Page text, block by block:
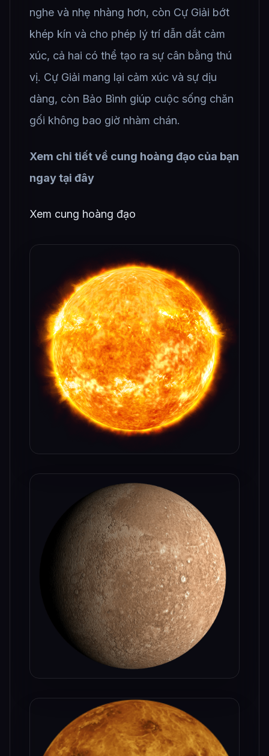
nghe và nhẹ nhàng hơn, còn Cự Giải bớt
khép kín và cho phép lý trí dẫn dắt cảm
xúc, cả hai có thể tạo ra sự cân bằng thú
vị. Cự Giải mang lại cảm xúc và sự dịu
dàng, còn Bảo Bình giúp cuộc sống chăn
gối không bao giờ nhàm chán.
Xem chi tiết về cung hoàng đạo của bạn
ngay tại đây
Xem cung hoàng đạo